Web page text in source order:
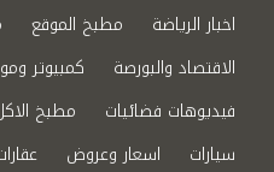
اخبار الرياضة
مطبخ الموقع
الاقتصاد والبورصة
كمبيوتر
فيديوهات فضائيات
مطبخ
سيارات
اسعار وعروض